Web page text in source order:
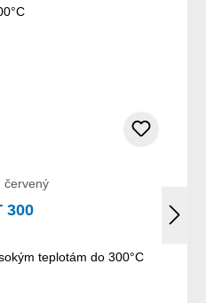
červený
300
teplotám do 300°C